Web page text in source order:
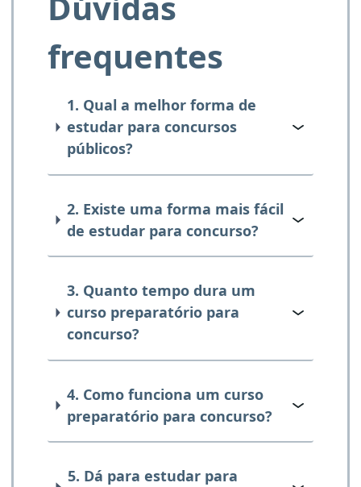
frequentes
1. Qual a melhor forma de
estudar para concursos
públicos?
2. Existe uma forma mais fácil
de estudar para concurso?
3. Quanto tempo dura um
curso preparatório para
concurso?
4. Como funciona um curso
preparatório para concurso?
5. Dá para estudar para